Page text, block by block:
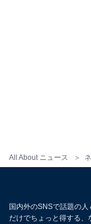
All About ニュース
国内外のSNSで話題の
だけでちょっと得する、